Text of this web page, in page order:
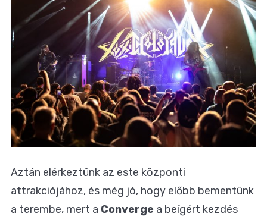
Aztán elérkeztünk az este központi
attrakciójához, és még jó, hogy előbb bementünk
a terembe, mert a Converge a beígért kezdés